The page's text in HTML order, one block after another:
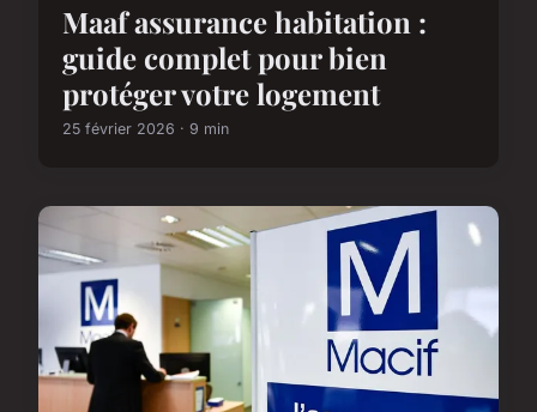
Maaf assurance habitation :
guide complet pour bien
protéger votre logement
25 février 2026 · 9 min